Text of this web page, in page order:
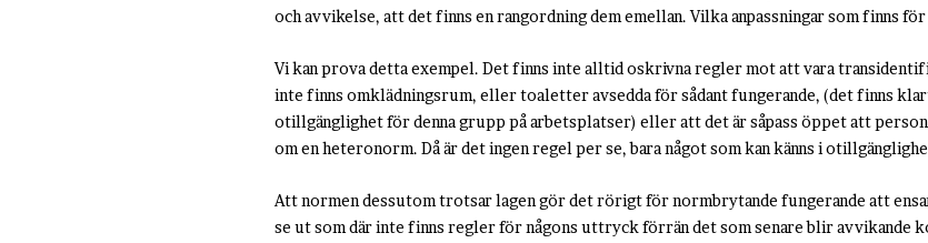
och avvikelse, att det finns en rangordning dem emellan. Vilka anpassningar som finns
Vi kan prova detta exempel. Det finns inte alltid oskrivna regler mot att vara
inte finns omklädningsrum, eller toaletter avsedda för sådant fungerande, (det finns
otillgänglighet för denna grupp på arbetsplatser) eller att det är såpass öppet att
om en heteronorm. Då är det ingen regel per se, bara något som kan känns i
Att normen dessutom trotsar lagen gör det rörigt för normbrytande fungerande att
se ut som där inte finns regler för någons uttryck förrän det som senare blir avvikande